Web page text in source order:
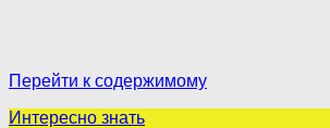
Перейти к содержимому
Интересно знать